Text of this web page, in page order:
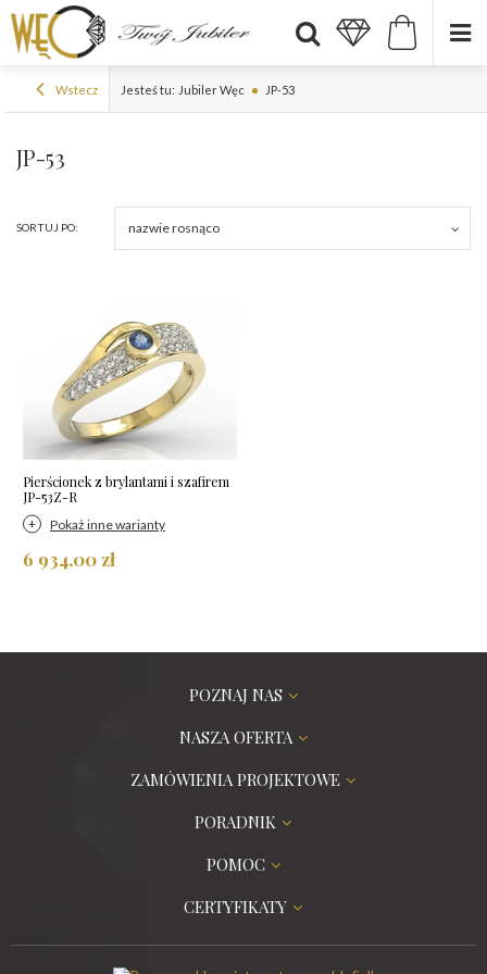
Wstecz Jesteś tu: Jubiler Węc JP-53
JP-53
SORTUJ PO: nazwie rosnąco
Pierścionek z brylantami i szafirem
JP-53Z-R
Pokaż inne warianty
6 934,00 zł
POZNAJ NAS
NASZA OFERTA
ZAMÓWIENIA PROJEKTOWE
PORADNIK
POMOC
CERTYFIKATY